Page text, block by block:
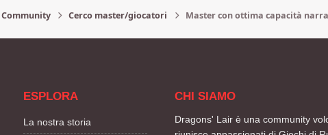
Community Cerco master/giocatori Master con ottima capacità
ESPLORA
La nostra storia
CHI SIAMO
Dragons' Lair è una community